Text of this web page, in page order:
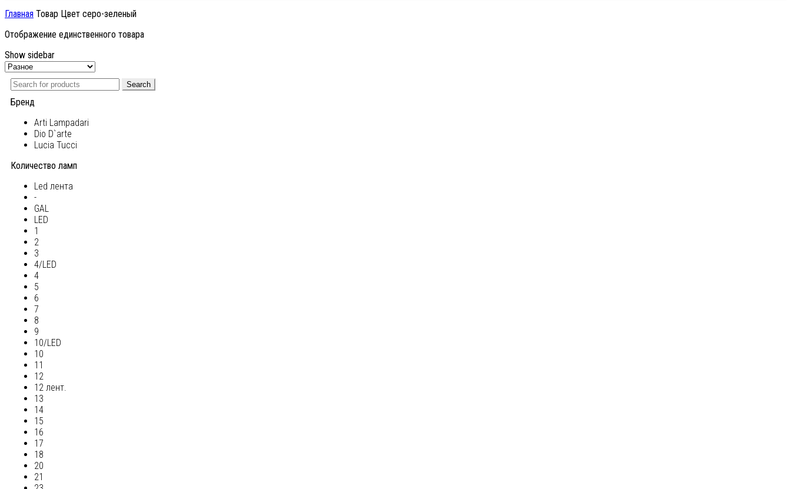
Главная Товар Цвет серо-зеленый
Отображение единственного товара
Show sidebar
Search
Бренд
Arti Lampadari
Dio D`arte
Lucia Tucci
Количество ламп
Led лента
-
GAL
LED
1
2
3
4/LED
4
5
6
7
8
9
10/LED
10
11
12
12 лент.
13
14
15
16
17
18
20
21